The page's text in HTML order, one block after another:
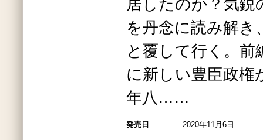
居したのか？気鋭
を丹念に読み解き
と覆して行く。前
に新しい豊臣政権
年八……
発売日 2020年11月6日